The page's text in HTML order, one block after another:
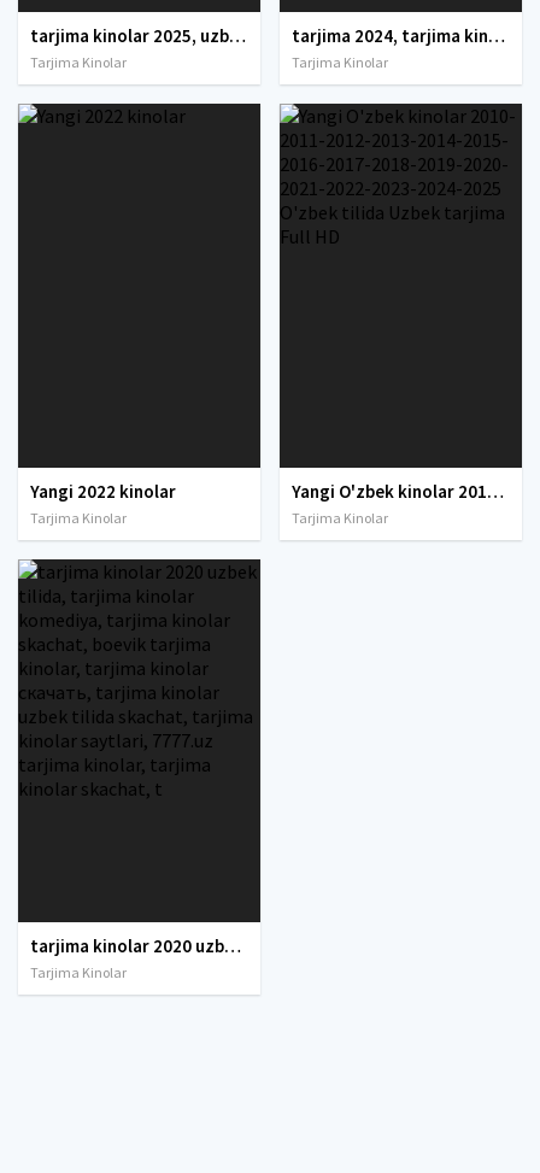
tarjima kinolar 2025, uzbek tarjima kinolar 2025, tarjima kinolar uzbek tilida 2025, tarjima kinolar o zbek 2025, tarjima kinolar o zbek tilida 2025, yangi tarjima kinolar 2025, uzmovi tarjima kinolar 2025, uzmovi com tarjima kinolar 2025, uzbekcha t
Tarjima Kinolar
tarjima 2024, tarjima kinolar 2024, uzbek tarjima 2024, tarjima kinolar tilida tilida 2024, uzbek tilida tarjima 2024, kino tarjima 2024, uzbek tarjima kinolar 2024, tarjima kinolar 2024 uzbek tilida, tarjima kinolar 2024 o zbek, tarjima kinolar 2024
Tarjima Kinolar
Yangi 2022 kinolar
Tarjima Kinolar
Yangi O'zbek kinolar 2010-2011-2012-2013-2014-2015-2016-2017-2018-2019-2020-2021-2022-2023-2024-2025 O'zbek tilida Uzbek tarjima Full HD
Tarjima Kinolar
tarjima kinolar 2020 uzbek tilida, tarjima kinolar komediya, tarjima kinolar skachat, boevik tarjima kinolar, tarjima kinolar скачать, tarjima kinolar uzbek tilida skachat, tarjima kinolar saytlari, 7777.uz tarjima kinolar, tarjima kinolar skachat, t
Tarjima Kinolar